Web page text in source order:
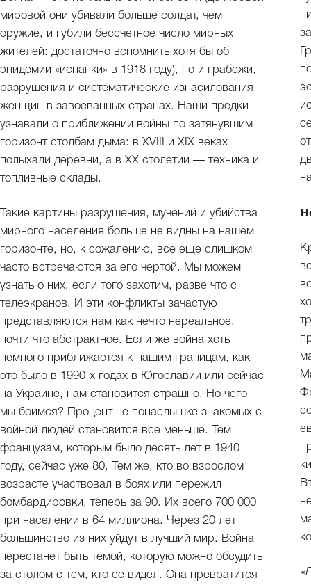
мировой они убивали больше солдат, чем
оружие, и губили бессчетное число мирных
жителей: достаточно вспомнить хотя бы об
эпидемии «испанки» в 1918 году), но и грабежи,
разрушения и систематические изнасилования
женщин в завоеванных странах. Наши предки
узнавали о приближении войны по затянувшим
горизонт столбам дыма: в XVIII и XIX веках
полыхали деревни, а в ХХ столетии — техника и
топливные склады.
Такие картины разрушения, мучений и убийства
мирного населения больше не видны на нашем
горизонте, но, к сожалению, все еще слишком
часто встречаются за его чертой. Мы можем
узнать о них, если того захотим, разве что с
телеэкранов. И эти конфликты зачастую
представляются нам как нечто нереальное,
почти что абстрактное. Если же война хоть
немного приближается к нашим границам, как
это было в 1990-х годах в Югославии или сейчас
на Украине, нам становится страшно. Но чего
мы боимся? Процент не понаслышке знакомых с
войной людей становится все меньше. Тем
французам, которым было десять лет в 1940
году, сейчас уже 80. Тем же, кто во взрослом
возрасте участвовал в боях или пережил
бомбардировки, теперь за 90. Их всего 700 000
при населении в 64 миллиона. Через 20 лет
большинство из них уйдут в лучший мир. Война
перестанет быть темой, которую можно обсудить
за столом с тем, кто ее видел. Она превратится